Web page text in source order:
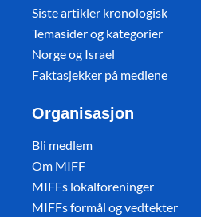
Siste artikler kronologisk
Temasider og kategorier
Norge og Israel
Faktasjekker på mediene
Organisasjon
Bli medlem
Om MIFF
MIFFs lokalforeninger
MIFFs formål og vedtekter